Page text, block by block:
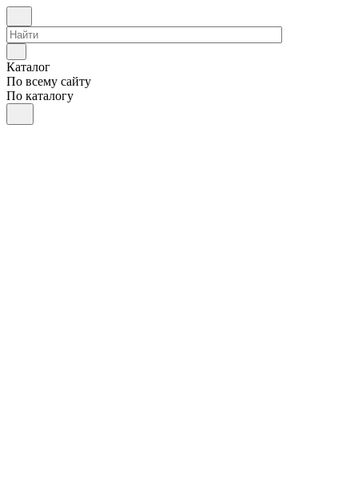
Каталог
По всему сайту
По каталогу